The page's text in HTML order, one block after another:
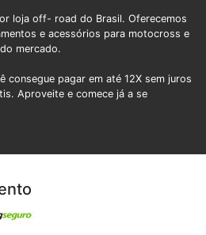
loja off- road do Brasil. Oferecemos
e acessórios para motocross e
mercado.
consegue pagar em até 12X sem juros
Aproveite e comece já a se